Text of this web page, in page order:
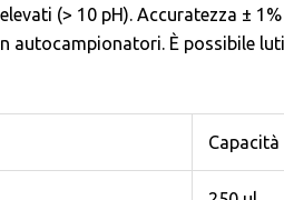
(> 10 pH). Accuratezza ±
È possibile
Capacità